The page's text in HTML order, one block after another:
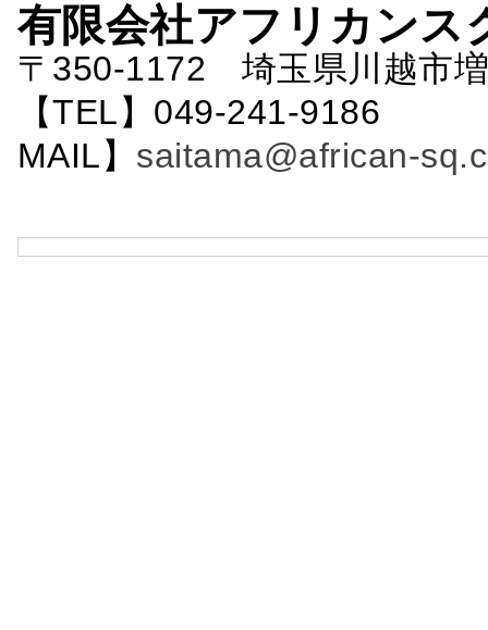
有限会社アフリカンス
〒350-1172 埼玉県川越市
【TEL】049-241-
MAIL】 saitama@african-